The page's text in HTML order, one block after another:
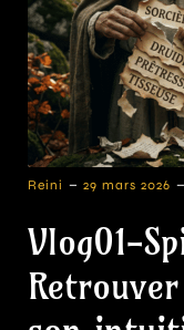
Reini - 29 mars 2026 -
Vlog01-